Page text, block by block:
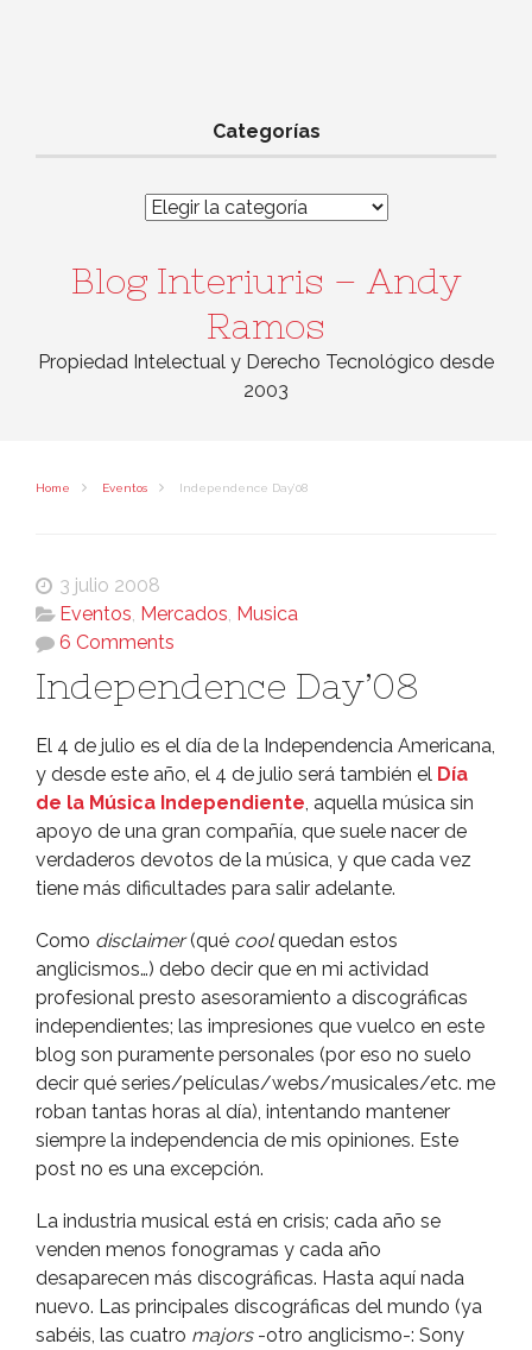
Categorías
Categorías
Blog Interiuris – Andy
Ramos
Propiedad Intelectual y Derecho Tecnológico desde
2003
Home Eventos Independence Day’08
3 julio 2008
Eventos, Mercados, Musica
6 Comments
Independence Day’08
El 4 de julio es el dí­a de la Independencia Americana,
y desde este año, el 4 de julio será también el Dí­a
de la Música Independiente, aquella música sin
apoyo de una gran compañí­a, que suele nacer de
verdaderos devotos de la música, y que cada vez
tiene más dificultades para salir adelante.
Como disclaimer(qué coolquedan estos
anglicismos…) debo decir que en mi actividad
profesional presto asesoramiento a discográficas
independientes; las impresiones que vuelco en este
blog son puramente personales (por eso no suelo
decir qué series/pelí­culas/webs/musicales/etc. me
roban tantas horas al dí­a), intentando mantener
siempre la independencia de mis opiniones. Este
post no es una excepción.
La industria musical está en crisis; cada año se
venden menos fonogramas y cada año
desaparecen más discográficas. Hasta aquí­ nada
nuevo. Las principales discográficas del mundo (ya
sabéis, las cuatro majors -otro anglicismo-: Sony